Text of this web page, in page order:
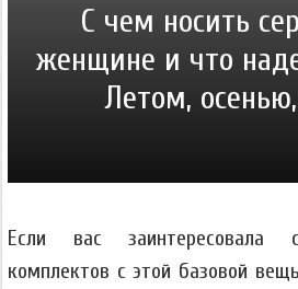
С чем носить
женщине и что
Летом,
Если вас
комплектов с этой базовой